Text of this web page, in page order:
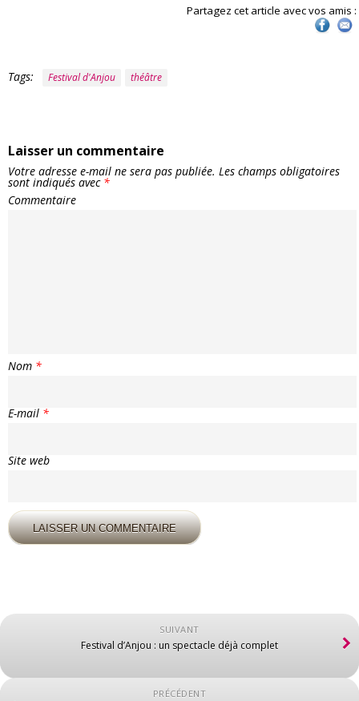
Partagez cet article avec vos amis :
Tags: Festival d'Anjou théâtre
Laisser un commentaire
Votre adresse e-mail ne sera pas publiée. Les champs obligatoires
sont indiqués avec *
Commentaire
Nom *
E-mail *
Site web
SUIVANT
Festival d’Anjou : un spectacle déjà complet
PRÉCÉDENT